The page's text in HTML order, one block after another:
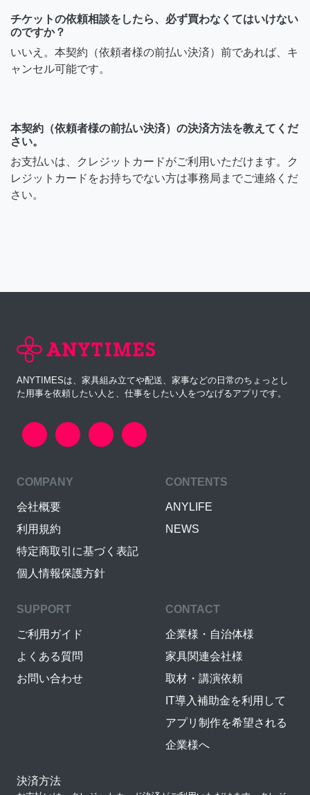
チケットの依頼相談をしたら、必ず買わなくてはいけない
のですか？
いいえ。本契約（依頼者様の前払い決済）前であれば、キ
ャンセル可能です。
本契約（依頼者様の前払い決済）の決済方法を教えてくだ
さい。
お支払いは、クレジットカードがご利用いただけます。ク
レジットカードをお持ちでない方は事務局までご連絡くだ
さい。
ANYTIMESは、家具組み立てや配送、家事などの日常のちょっとし
た用事を依頼したい人と、仕事をしたい人をつなげるアプリです。
COMPANY
会社概要
利用規約
特定商取引に基づく表記
個人情報保護方針
CONTENTS
ANYLIFE
NEWS
SUPPORT
ご利用ガイド
よくある質問
お問い合わせ
CONTACT
企業様・自治体様
家具関連会社様
取材・講演依頼
IT導入補助金を利用して
アプリ制作を希望される
企業様へ
決済方法